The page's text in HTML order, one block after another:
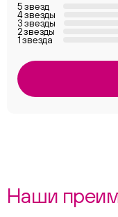
5 звезд
4 звезды
3 звезды
2 звезды
1 звезда
Наши